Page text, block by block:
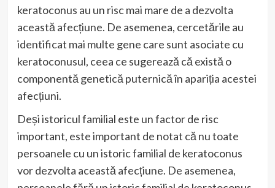
keratoconus au un risc mai mare de a dezvolta
această afecțiune. De asemenea, cercetările au
identificat mai multe gene care sunt asociate cu
keratoconusul, ceea ce sugerează că există o
componentă genetică puternică în apariția acestei
afecțiuni.
Deși istoricul familial este un factor de risc
important, este important de notat că nu toate
persoanele cu un istoric familial de keratoconus
vor dezvolta această afecțiune. De asemenea,